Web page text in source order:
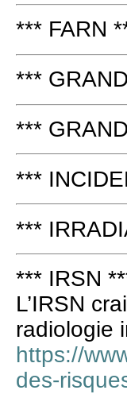
*** FARN
***
***
***
***
*** IRSN
L’IRSN
radiologie
https://
des-